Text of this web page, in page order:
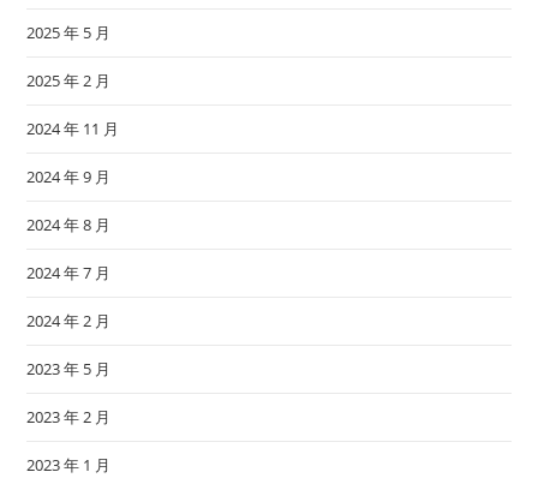
2025 年 5 月
2025 年 2 月
2024 年 11 月
2024 年 9 月
2024 年 8 月
2024 年 7 月
2024 年 2 月
2023 年 5 月
2023 年 2 月
2023 年 1 月